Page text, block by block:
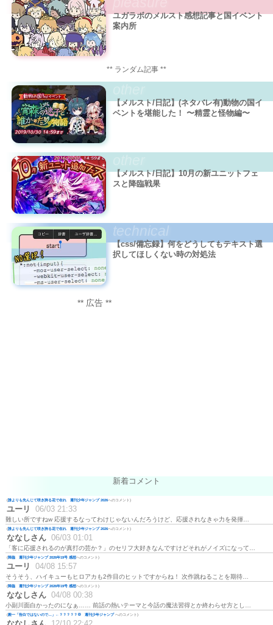
ユガラボのメルスト感想記事と国イベント
案内所
** ランダム記事 **
【メルスト/日記】(ネタバレ有)動物の国イ
ベントを堪能した！ 〜精霊と怪物編〜
【メルスト/日記】10月の新ユニットフェ
スと降臨戦果
technical
【css/備忘録】何をどうしてもテキスト選
択してほしくない時の対処法
** 広告 **
新着コメント
(誰よりも先んじて咲き誇る花で在れ 週刊少年ジャンプ 2026へのコメント)
ユーリ 06/03 21:33
難しい所ですねw 応援するなってわけじゃないんだろうけど、応援されなきゃ力を発揮…
(誰よりも先んじて咲き誇る花で在れ 週刊少年ジャンプ 2026へのコメント)
ななしさん 06/03 01:01
「客に応援されるのが真打の芸か？」のセリフ大好きなんですけどそれがノイズになって…
(降臨 週刊少年ジャンプ 2026年19号 感想へのコメント)
ユーリ 04/08 15:57
そうそう、ハイキューもヒロアカも2作目のヒットですからね！ 次作跳ねることを期待…
(降臨 週刊少年ジャンプ 2026年19号 感想へのコメント)
ななしさん 04/08 00:38
小副川面白かったのになぁ…… 前話の熱いテーマと今話の魔法習得とか終わらせ方とし…
(殿一「告白ではないので…」←？？？？？💢 週刊少年ジャンプへのコメント)